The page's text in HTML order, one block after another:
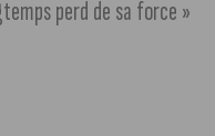
perd de sa force »